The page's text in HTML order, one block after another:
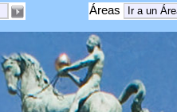
Áreas